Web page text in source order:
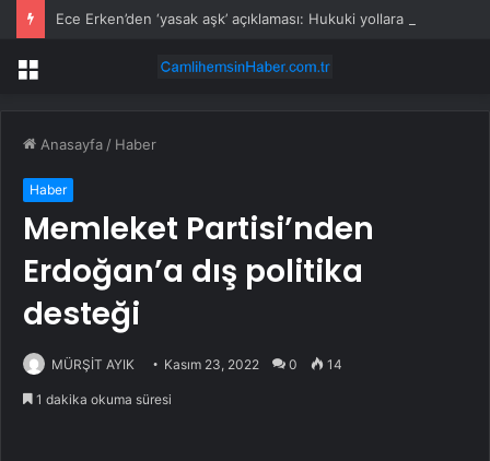
Menü
Anasayfa / Haber
Haber
Memleket Partisi’nden
Erdoğan’a dış politika
desteği
MÜRŞİT AYIK Kasım 23, 2022 0 14
1 dakika okuma süresi